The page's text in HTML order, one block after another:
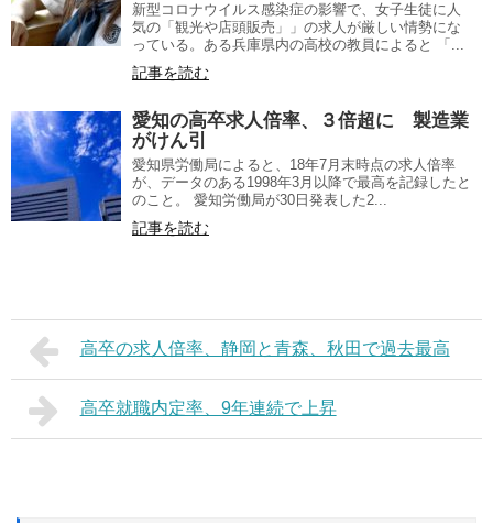
新型コロナウイルス感染症の影響で、女子生徒に人
気の「観光や店頭販売」」の求人が厳しい情勢にな
っている。ある兵庫県内の高校の教員によると 「...
記事を読む
愛知の高卒求人倍率、３倍超に 製造業
がけん引
愛知県労働局によると、18年7月末時点の求人倍率
が、データのある1998年3月以降で最高を記録したと
のこと。 愛知労働局が30日発表した2...
記事を読む
高卒の求人倍率、静岡と青森、秋田で過去最高
高卒就職内定率、9年連続で上昇